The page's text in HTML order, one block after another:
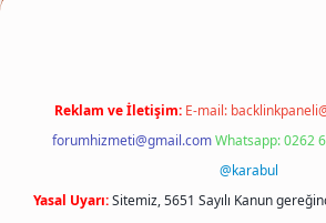
Reklam ve İletişim: E-mail:
forumhizmeti@gmail.comWhatsapp: 0262
@karabul
Yasal Uyarı:Sitemiz, 5651 Sayılı Kanun